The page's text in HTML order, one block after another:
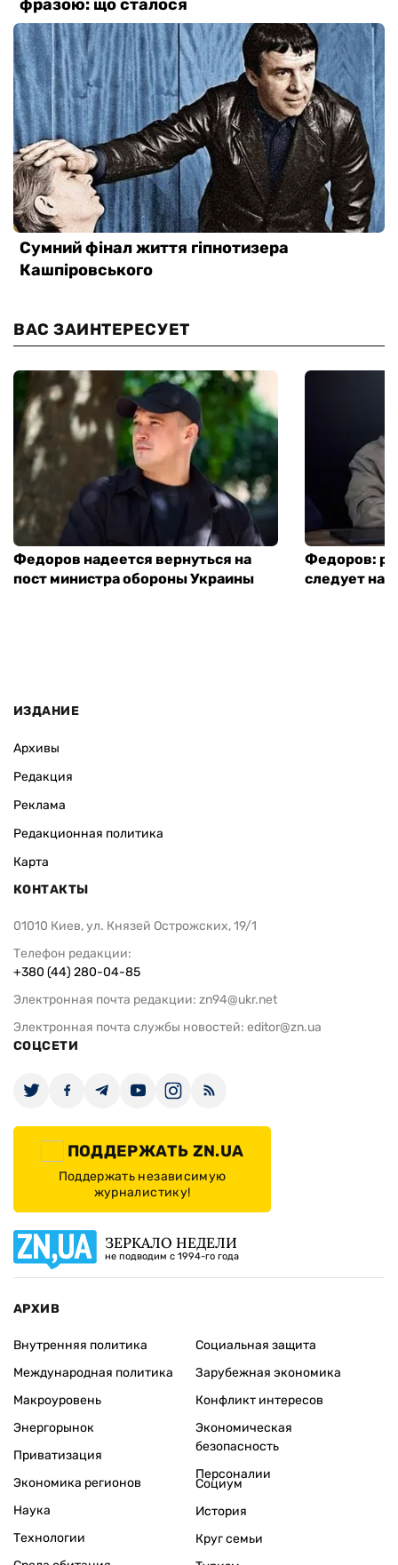
ВАС ЗАИНТЕРЕСУЕТ
Федоров надеется вернуться на
пост министра обороны Украины
Федоров:
следует
ИЗДАНИЕ
Архивы
Редакция
Реклама
Редакционная политика
Карта
КОНТАКТЫ
01010 Киев, ул. Князей Острожских, 19/1
Телефон редакции:
+380 (44) 280-04-85
Электронная почта редакции: zn94@ukr.net
Электронная почта службы новостей: editor@zn.ua
СОЦСЕТИ
ПОДДЕРЖАТЬ ZN.UA
Поддержать независимую
журналистику!
ЗЕРКАЛО НЕДЕЛИ
не подводим с 1994-го года
АРХИВ
Внутренняя политика
Международная политика
Макроуровень
Энергорынок
Приватизация
Экономика регионов
Социальная защита
Зарубежная экономика
Конфликт интересов
Экономическая
безопасность
Персоналии
Наука
Технологии
Социум
История
Круг семьи